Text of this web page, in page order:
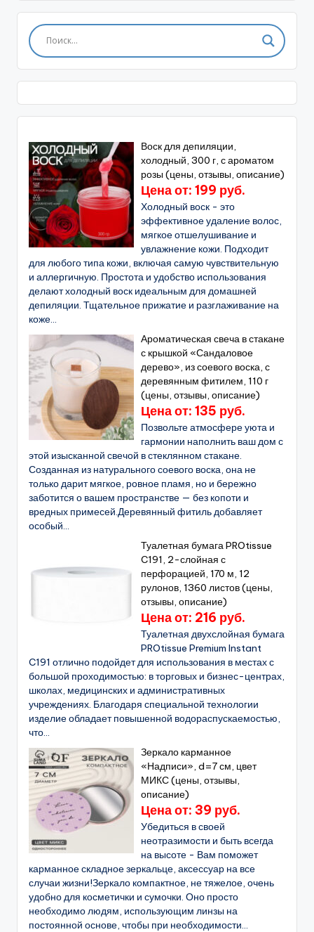
Воск для депиляции,
холодный, 300 г, с ароматом
розы (цены, отзывы, описание)
Цена от: 199 руб.
Холодный воск - это
эффективное удаление волос,
мягкое отшелушивание и
увлажнение кожи. Подходит
для любого типа кожи, включая самую чувствительную
и аллергичную. Простота и удобство использования
делают холодный воск идеальным для домашней
депиляции. Тщательное прижатие и разглаживание на
коже...
Ароматическая свеча в стакане
с крышкой «Сандаловое
дерево», из соевого воска, с
деревянным фитилем, 110 г
(цены, отзывы, описание)
Цена от: 135 руб.
Позвольте атмосфере уюта и
гармонии наполнить ваш дом с
этой изысканной свечой в стеклянном стакане.
Созданная из натурального соевого воска, она не
только дарит мягкое, ровное пламя, но и бережно
заботится о вашем пространстве — без копоти и
вредных примесей.Деревянный фитиль добавляет
особый...
Туалетная бумага PROtissue
C191, 2-слойная с
перфорацией, 170 м, 12
рулонов, 1360 листов (цены,
отзывы, описание)
Цена от: 216 руб.
Туалетная двухслойная бумага
PROtissue Premium Instant
C191 отлично подойдет для использования в местах с
большой проходимостью: в торговых и бизнес-центрах,
школах, медицинских и административных
учреждениях. Благодаря специальной технологии
изделие обладает повышенной водораспускаемостью,
что...
Зеркало карманное
«Надписи», d=7 см, цвет
МИКС (цены, отзывы,
описание)
Цена от: 39 руб.
Убедиться в своей
неотразимости и быть всегда
на высоте - Вам поможет
карманное складное зеркальце, аксессуар на все
случаи жизни!Зеркало компактное, не тяжелое, очень
удобно для косметички и сумочки. Оно просто
необходимо людям, использующим линзы на
постоянной основе, чтобы при необходимости...